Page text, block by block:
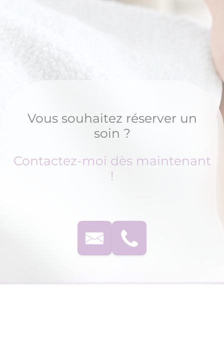
Vous souhaitez réserver un
soin ?
Contactez-moi dès maintenant
!